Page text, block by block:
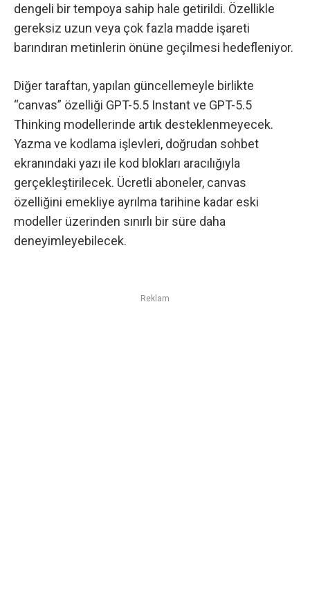
dengeli bir tempoya sahip hale getirildi. Özellikle
gereksiz uzun veya çok fazla madde işareti
barındıran metinlerin önüne geçilmesi hedefleniyor.
Diğer taraftan, yapılan güncellemeyle birlikte
“canvas” özelliği GPT-5.5 Instant ve GPT-5.5
Thinking modellerinde artık desteklenmeyecek.
Yazma ve kodlama işlevleri, doğrudan sohbet
ekranındaki yazı ile kod blokları aracılığıyla
gerçekleştirilecek. Ücretli aboneler, canvas
özelliğini emekliye ayrılma tarihine kadar eski
modeller üzerinden sınırlı bir süre daha
deneyimleyebilecek.
Reklam